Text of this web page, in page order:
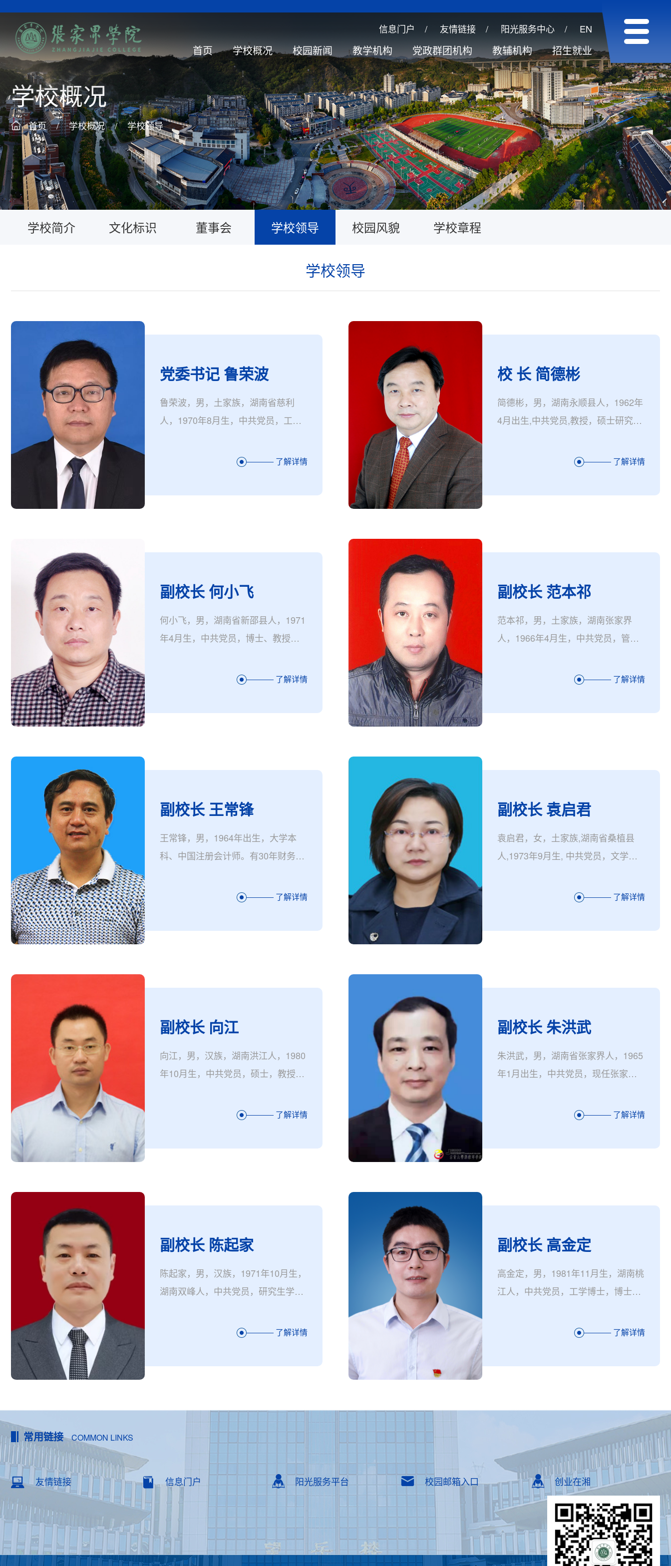
信息门户 / 友情链接 / 阳光服务中心 / EN
首页 学校概况 校园新闻 教学机构 党政群团机构 教辅机构 招生就业
学校概况
首页 / 学校概况 / 学校领导
学校简介 文化标识 董事会 学校领导 校园风貌 学校章程
学校领导
党委书记 鲁荣波
鲁荣波，男，土家族，湖南省慈利
人，1970年8月生，中共党员，工学
硕士生导师，湖南省高校科技创新团
了解详情
校 长 简德彬
简德彬，男，湖南永顺县人，1962年
4月出生,中共党员,教授，硕士研究生
南省文艺理论、美学学会副会长，
了解详情
副校长 何小飞
何小飞，男，湖南省新邵县人，1971
年4月生，中共党员，博士、教授、
了解详情
副校长 范本祁
范本祁，男，土家族，湖南张家界
人，1966年4月生，中共党员，管理
张家界学院副院长。 1988年吉首大
了解详情
副校长 王常锋
王常锋，男，1964年出生，大学本
科、中国注册会计师。有30年财务管
了解详情
副校长 袁启君
袁启君，女，土家族,湖南省桑植县
人,1973年9月生, 中共党员，文学硕
员, 现任张家界学院副校长,工会主
了解详情
副校长 向江
向江，男，汉族，湖南洪江人，1980
年10月生，中共党员，硕士，教授。
了解详情
副校长 朱洪武
朱洪武，男，湖南省张家界人，1965
年1月出生，中共党员，现任张家界
席候选人、张家界市产业投资控股有
了解详情
副校长 陈起家
陈起家，男，汉族，1971年10月生，
湖南双峰人，中共党员，研究生学
了解详情
副校长 高金定
高金定，男，1981年11月生，湖南桃
江人，中共党员，工学博士，博士
政府督学，湖南省普通高校专业设置
了解详情
常用链接 COMMON LINKS
友情链接 信息门户 阳光服务平台 校园邮箱入口 创业在湘